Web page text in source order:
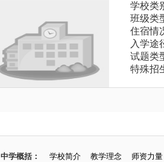
学校类
班级类
住宿情
入学途
试题类
特殊招
中学概括： 学校简介 教学理念 师资力量